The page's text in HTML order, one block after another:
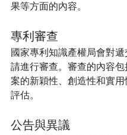
果等方面的內容。
專利審查
國家專利知識產權局會對遞
請進行審查。審查的內容
案的新穎性、創造性和實用
評估。
公告與異議